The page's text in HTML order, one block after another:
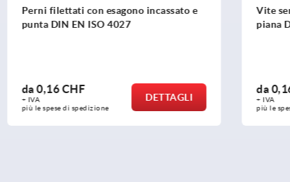
Vite senza testa con esagono e punta
piana DIN EN ISO 4026
da0,16 CHF
+ IVA
più le spese di spedizione
DETTAGLI
da
+ IVA
più le